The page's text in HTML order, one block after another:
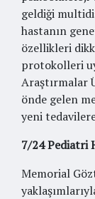
geldiği
hastanın
özellikleri
protokolleri
Araştırmalar
önde gelen
yeni
7/24 Pediatri
Memorial